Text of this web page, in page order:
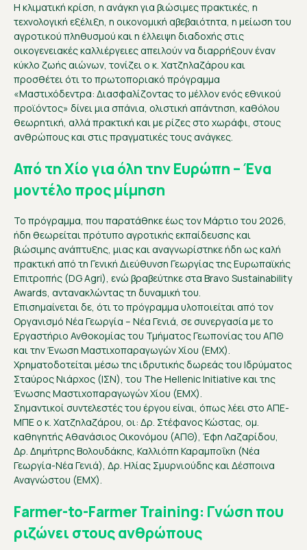
Η κλιματική κρίση, η ανάγκη για βιώσιμες πρακτικές, η
τεχνολογική εξέλιξη, η οικονομική αβεβαιότητα, η μείωση του
αγροτικού πληθυσμού και η έλλειψη διαδοχής στις
οικογενειακές καλλιέργειες απειλούν να διαρρήξουν έναν
κύκλο ζωής αιώνων, τονίζει ο κ. Χατζηλαζάρου και
προσθέτει ότι το πρωτοποριακό πρόγραμμα
«Μαστιχόδεντρα: Διασφαλίζοντας το μέλλον ενός εθνικού
προϊόντος» δίνει μια σπάνια, ολιστική απάντηση, καθόλου
θεωρητική, αλλά πρακτική και με ρίζες στο χωράφι, στους
ανθρώπους και στις πραγματικές τους ανάγκες.
Από τη Χίο για όλη την Ευρώπη – Ένα
μοντέλο προς μίμηση
Το πρόγραμμα, που παρατάθηκε έως τον Μάρτιο του 2026,
ήδη θεωρείται πρότυπο αγροτικής εκπαίδευσης και
βιώσιμης ανάπτυξης, μιας και αναγνωρίστηκε ήδη ως καλή
πρακτική από τη Γενική Διεύθυνση Γεωργίας της Ευρωπαϊκής
Επιτροπής (DG Agri), ενώ βραβεύτηκε στα Bravo Sustainability
Awards, αντανακλώντας τη δυναμική του.
Επισημαίνεται δε, ότι το πρόγραμμα υλοποιείται από τον
Οργανισμό Νέα Γεωργία – Νέα Γενιά, σε συνεργασία με το
Εργαστήριο Ανθοκομίας του Τμήματος Γεωπονίας του ΑΠΘ
και την Ένωση Μαστιχοπαραγωγών Χίου (ΕΜΧ).
Χρηματοδοτείται μέσω της ιδρυτικής δωρεάς του Ιδρύματος
Σταύρος Νιάρχος (ΙΣΝ), του The Hellenic Initiative και της
Ένωσης Μαστιχοπαραγωγών Χίου (ΕΜΧ).
Σημαντικοί συντελεστές του έργου είναι, όπως λέει στο ΑΠΕ-
ΜΠΕ ο κ. Χατζηλαζάρου, οι: Δρ. Στέφανος Κώστας, ομ.
καθηγητής Αθανάσιος Οικονόμου (ΑΠΘ), Έφη Λαζαρίδου,
Δρ. Δημήτρης Βολουδάκης, Καλλιόπη Καραμποΐκη (Νέα
Γεωργία-Νέα Γενιά), Δρ. Ηλίας Σμυρνιούδης και Δέσποινα
Αναγνώστου (ΕΜΧ).
Farmer-to-Farmer Training: Γνώση που
ριζώνει στους ανθρώπους